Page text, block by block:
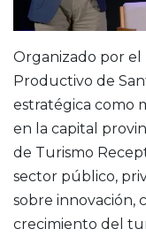
Organizado por el
Productivo de
estratégica como
en la capital
de Turismo
sector público,
sobre innovación,
crecimiento del